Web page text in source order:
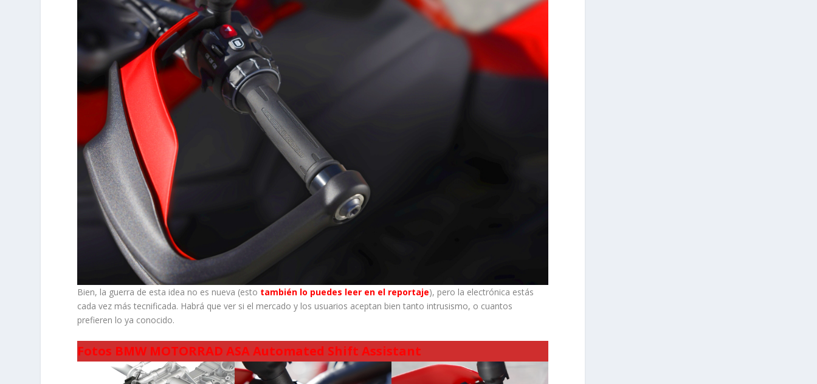
Bien, la guerra de esta idea no es nueva (esto también lo puedes leer en el reportaje), pero la electrónica estás
cada vez más tecnificada. Habrá que ver si el mercado y los usuarios aceptan bien tanto intrusismo, o cuantos
prefieren lo ya conocido.
Fotos BMW MOTORRAD ASA Automated Shift Assistant